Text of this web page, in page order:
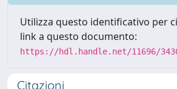
Utilizza questo identificativo per
link a questo documento:
https://hdl.handle.net/11696/
Citazioni